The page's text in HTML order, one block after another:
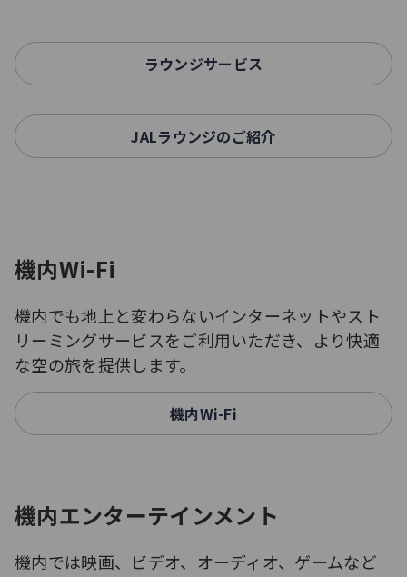
ラウンジサービス
JALラウンジのご紹介
機内Wi-Fi
機内でも地上と変わらないインターネットやスト
リーミングサービスをご利用いただき、より快適
な空の旅を提供します。
機内Wi-Fi
機内エンターテインメント
機内では映画、ビデオ、オーディオ、ゲームなど